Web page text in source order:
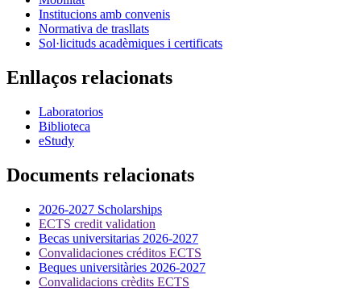
Institucions amb convenis
Normativa de trasllats
Sol·licituds acadèmiques i certificats
Enllaços relacionats
Laboratorios
Biblioteca
eStudy
Documents relacionats
2026-2027 Scholarships
ECTS credit validation
Becas universitarias 2026-2027
Convalidaciones créditos ECTS
Beques universitàries 2026-2027
Convalidacions crèdits ECTS